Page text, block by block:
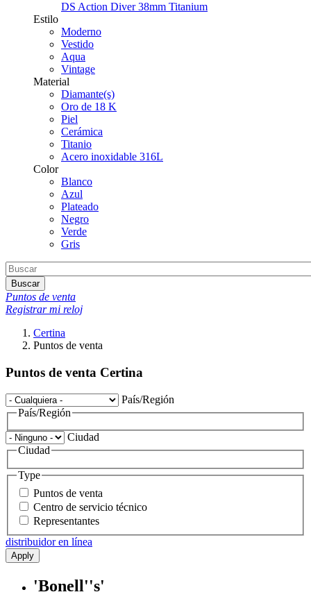
DS Action Diver 38mm Titanium
Estilo
Moderno
Vestido
Aqua
Vintage
Material
Diamante(s)
Oro de 18 K
Piel
Cerámica
Titanio
Acero inoxidable 316L
Color
Blanco
Azul
Plateado
Negro
Verde
Gris
Buscar
Puntos de venta
Registrar mi reloj
Certina
Puntos de venta
Puntos de venta Certina
País/Región
País/Región
Ciudad
Ciudad
Type
Puntos de venta
Centro de servicio técnico
Representantes
distribuidor en línea
Apply
'Bonell''s'